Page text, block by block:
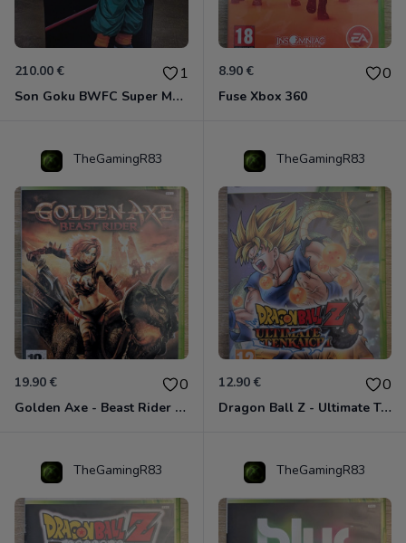
210.00 € 1
Son Goku BWFC Super Master Stars
8.90 € 0
Fuse Xbox 360
TheGamingR83
19.90 € 0
Golden Axe - Beast Rider Xbox 360
TheGamingR83
12.90 € 0
Dragon Ball Z - Ultimate Tenkaichi Xbox 360
TheGamingR83 TheGamingR83